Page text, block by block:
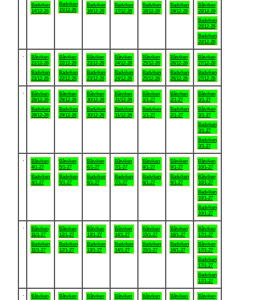
Badviken
14/12-26
Badviken
15/12-26
Badviken
16/12-26
Badviken
17/12-26
Badviken
18/12-26
Badviken
19/12-26
Båtviken
20/12-26
Badviken
20/12-26
Badviken
20/12-26
Båtviken
21/12-26
Badviken
21/12-26
Båtviken
22/12-26
Badviken
22/12-26
Båtviken
23/12-26
Badviken
23/12-26
Båtviken
24/12-26
Badviken
24/12-26
Båtviken
25/12-26
Badviken
25/12-26
Båtviken
26/12-26
Badviken
26/12-26
Båtviken
27/12-26
Badviken
27/12-26
Båtviken
28/12-26
Badviken
28/12-26
Båtviken
29/12-26
Badviken
29/12-26
Båtviken
30/12-26
Badviken
30/12-26
Båtviken
31/12-26
Badviken
31/12-26
Båtviken
1/1-27
Badviken
1/1-27
Båtviken
2/1-27
Badviken
2/1-27
Båtviken
3/1-27
Båtviken
3/1-27
Badviken
3/1-27
Badviken
3/1-27
Båtviken
4/1-27
Badviken
4/1-27
Båtviken
5/1-27
Badviken
5/1-27
Båtviken
6/1-27
Badviken
6/1-27
Båtviken
7/1-27
Badviken
7/1-27
Båtviken
8/1-27
Badviken
8/1-27
Båtviken
9/1-27
Badviken
9/1-27
Båtviken
10/1-27
Båtviken
10/1-27
Badviken
10/1-27
Badviken
10/1-27
Båtviken
11/1-27
Badviken
11/1-27
Båtviken
12/1-27
Badviken
12/1-27
Båtviken
13/1-27
Badviken
13/1-27
Båtviken
14/1-27
Badviken
14/1-27
Båtviken
15/1-27
Badviken
15/1-27
Båtviken
16/1-27
Badviken
16/1-27
Båtviken
17/1-27
Båtviken
17/1-27
Badviken
17/1-27
Badviken
17/1-27
Båtviken
Båtviken
Båtviken
Båtviken
Båtviken
Båtviken
Båtviken